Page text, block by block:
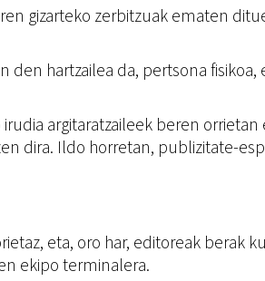
gizarteko zerbitzuak ematen
hartzailea da, pertsona
argitaratzaileek beren
dira. Ildo horretan, publizitate-
eta, oro har, editoreak
ekipo terminalera.